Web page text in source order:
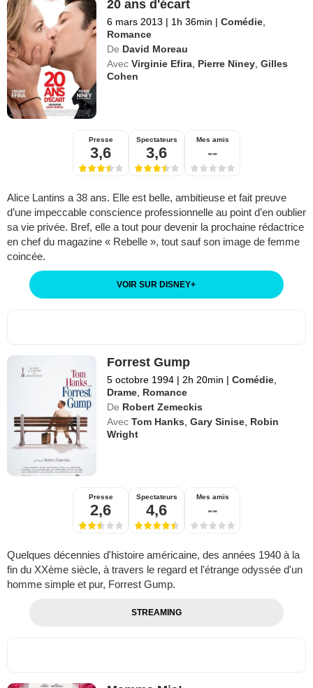
20 ans d'écart
6 mars 2013 | 1h 36min | Comédie
Romance
De David Moreau
Avec Virginie Efira Pierre Niney ,Gilles
Cohen
Presse
3,6
Spectateurs
3,6
Mes amis
--
Alice Lantins a 38 ans. Elle est belle, ambitieuse et fait preuve
d’une impeccable conscience professionnelle au point d’en oublier
sa vie privée. Bref, elle a tout pour devenir la prochaine rédactrice
en chef du magazine « Rebelle », tout sauf son image de femme
coincée.
VOIR SUR DISNEY+
Forrest Gump
5 octobre 1994 | 2h 20min | Comédie
Drame Romance
De Robert Zemeckis
Avec Tom Hanks ,Gary Sinise Robin
Wright
Presse
2,6
Spectateurs
4,6
Mes amis
--
Quelques décennies d'histoire américaine, des années 1940 à la
fin du XXème siècle, à travers le regard et l'étrange odyssée d'un
homme simple et pur, Forrest Gump.
STREAMING